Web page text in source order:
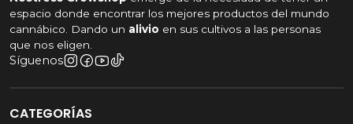
espacio donde encontrar los mejores productos del mundo
cannábico. Dando un alivio en sus cultivos a las personas
que nos eligen.
Síguenos
CATEGORÍAS